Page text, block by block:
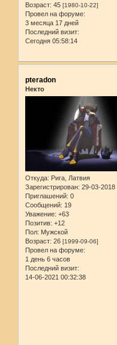
Возраст: 45 [1980-10-22]
Провел на форуме:
3 месяца 17 дней
Последний визит:
Сегодня 05:58:14
pteradon
Некто
Откуда: Рига, Латвия
Зарегистрирован: 29-03-2018
Приглашений: 0
Сообщений: 19
Уважение: +63
Позитив: +12
Пол: Мужской
Возраст: 26 [1999-09-06]
Провел на форуме:
1 день 6 часов
Последний визит:
14-06-2021 00:32:38